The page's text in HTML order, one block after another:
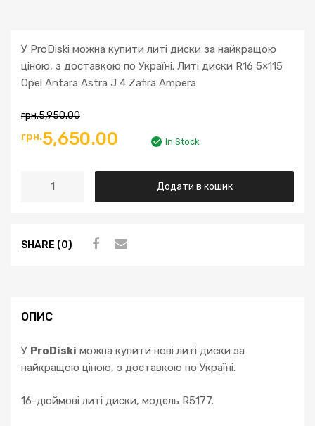
У ProDiski можна купити литі диски за найкращою
ціною, з доставкою по Україні. Литі диски R16 5×115
Opel Antara Astra J 4 Zafira Ampera
грн.5,950.00
Оригінальна
грн.5,950.00.
грн.5,650.00 Поточна
ціна:
грн.5,650.00.
In Stock
Opel
4
Ampera
кількість
Додати в кошик
SHARE (0)
ОПИС
У ProDiski можна купити нові литі диски за
найкращою ціною, з доставкою по Україні.
16-дюймові литі диски, модель R5177.